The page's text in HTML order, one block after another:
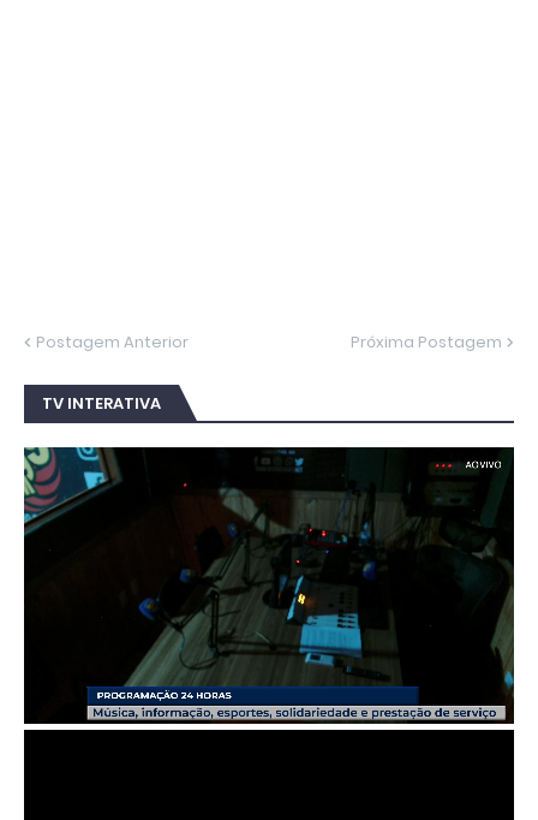
Postagem Anterior Próxima Postagem
TV INTERATIVA